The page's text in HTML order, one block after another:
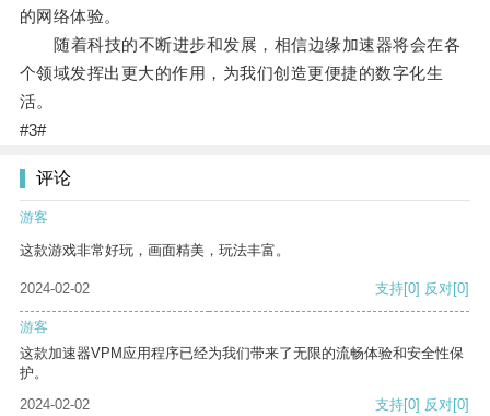
的网络体验。
随着科技的不断进步和发展，相信边缘加速器将会在各
个领域发挥出更大的作用，为我们创造更便捷的数字化生
活。
#3#
评论
游客
这款游戏非常好玩，画面精美，玩法丰富。
2024-02-02 支持[0] 反对[0]
游客
这款加速器VPM应用程序已经为我们带来了无限的流畅体验和安全性保
护。
2024-02-02
支持[0] 反对[0]